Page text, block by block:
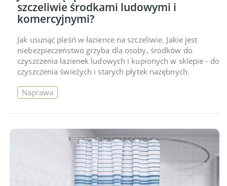
szczeliwie środkami ludowymi i
komercyjnymi?
Jak usunąć pleśń w łazience na szczeliwie. Jakie jest
niebezpieczeństwo grzyba dla osoby, środków do
czyszczenia łazienek ludowych i kupionych w sklepie - do
czyszczenia świeżych i starych płytek nazębnych.
Naprawa